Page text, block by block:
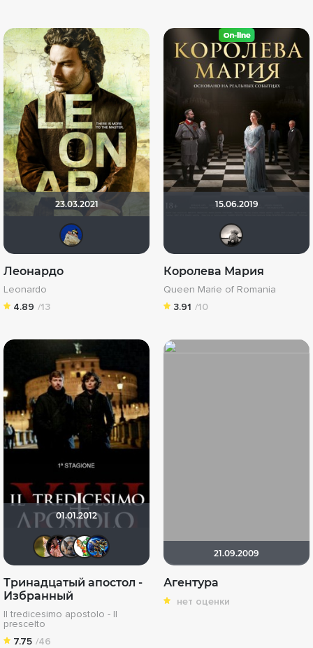
23.03.2021
Леонардо
Leonardo
4.89 /13
15.06.2019
Королева Мария
Queen Marie of Romania
3.91 /10
01.01.2012
Мя-ха-хау!
mike9797
GTRSDzimozdraL
Neboman
Тринадцатый апостол -
Избранный
Il tredicesimo apostolo - Il
prescelto
7.75 /46
21.09.2009
Агентура
нет оценки